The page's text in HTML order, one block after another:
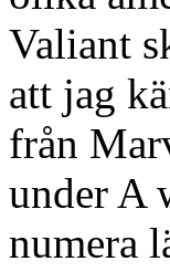
Valiant
att jag
från
under A
numera